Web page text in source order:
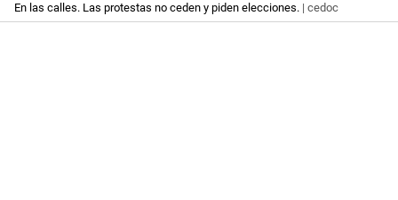
En las calles. Las protestas no ceden y piden elecciones. | cedoc